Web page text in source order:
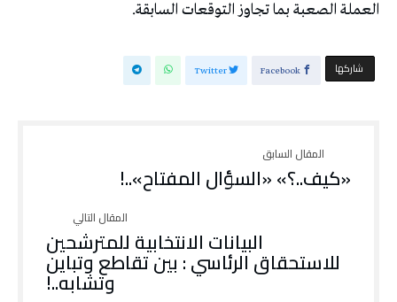
العملة الصعبة بما تجاوز التوقعات السابقة.
‫‫ شاركها‬ Facebook
Twitter
«كيف..؟» «السؤال المفتاح»..!
البيانات الانتخابية للمترشحين
للاستحقاق الرئاسي : بين تقاطع وتباين
وتشابه..!